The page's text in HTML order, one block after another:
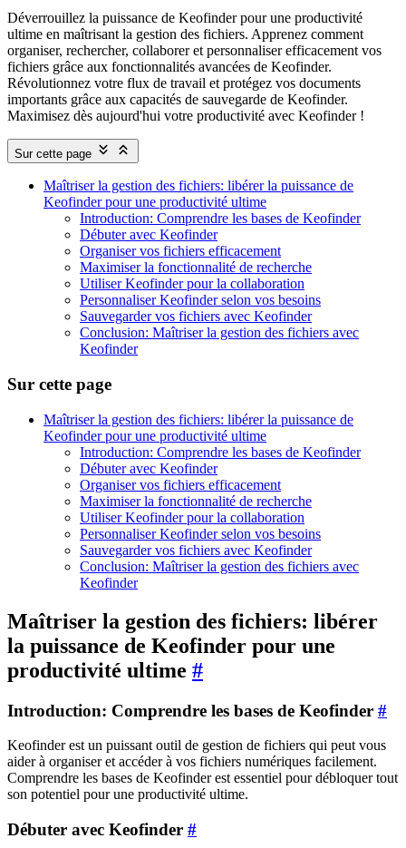
Déverrouillez la puissance de Keofinder pour une productivité
ultime en maîtrisant la gestion des fichiers. Apprenez comment
organiser, rechercher, collaborer et personnaliser efficacement vos
fichiers grâce aux fonctionnalités avancées de Keofinder.
Révolutionnez votre flux de travail et protégez vos documents
importants grâce aux capacités de sauvegarde de Keofinder.
Maximisez dès aujourd'hui votre productivité avec Keofinder !
Sur cette page
Maîtriser la gestion des fichiers: libérer la puissance de
Keofinder pour une productivité ultime
Introduction: Comprendre les bases de Keofinder
Débuter avec Keofinder
Organiser vos fichiers efficacement
Maximiser la fonctionnalité de recherche
Utiliser Keofinder pour la collaboration
Personnaliser Keofinder selon vos besoins
Sauvegarder vos fichiers avec Keofinder
Conclusion: Maîtriser la gestion des fichiers avec
Keofinder
Sur cette page
Maîtriser la gestion des fichiers: libérer la puissance de
Keofinder pour une productivité ultime
Introduction: Comprendre les bases de Keofinder
Débuter avec Keofinder
Organiser vos fichiers efficacement
Maximiser la fonctionnalité de recherche
Utiliser Keofinder pour la collaboration
Personnaliser Keofinder selon vos besoins
Sauvegarder vos fichiers avec Keofinder
Conclusion: Maîtriser la gestion des fichiers avec
Keofinder
Maîtriser la gestion des fichiers: libérer
la puissance de Keofinder pour une
productivité ultime #
Introduction: Comprendre les bases de Keofinder #
Keofinder est un puissant outil de gestion de fichiers qui peut vous
aider à organiser et accéder à vos fichiers numériques facilement.
Comprendre les bases de Keofinder est essentiel pour débloquer tout
son potentiel pour une productivité ultime.
Débuter avec Keofinder #